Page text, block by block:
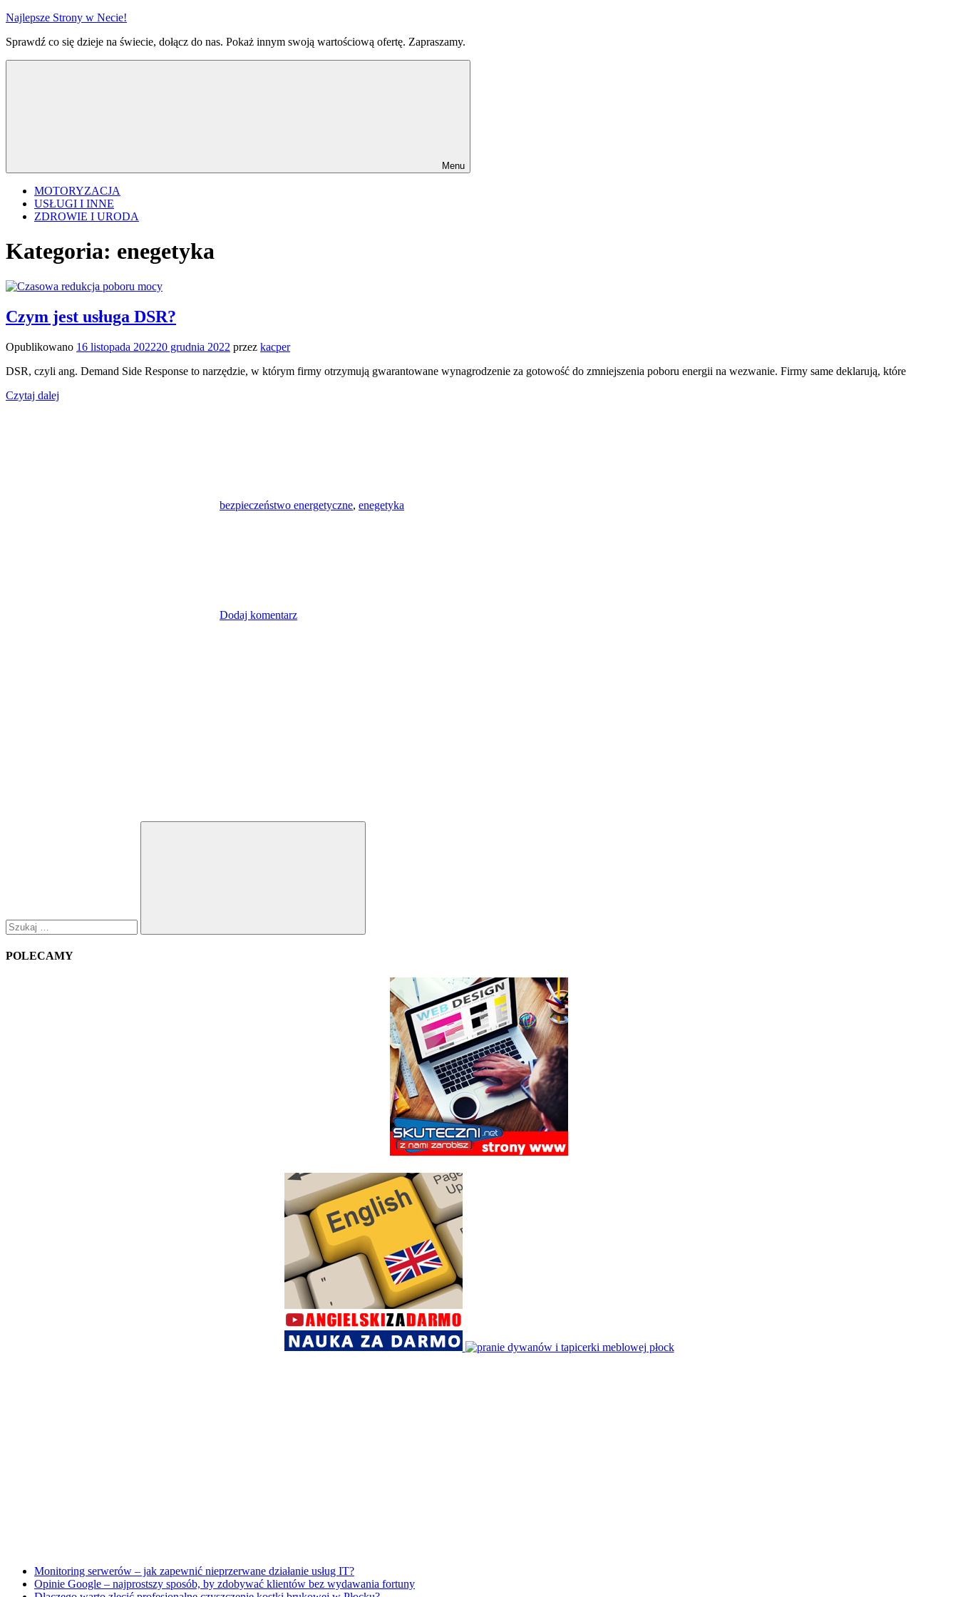
Przejdź
treści
Najlepsze Strony w Necie!
Sprawdź co się dzieje na świecie, dołącz do nas. Pokaż innym swoją wartościową ofertę. Zapraszamy.
Menu
MOTORYZACJA
USŁUGI I INNE
ZDROWIE I URODA
Kategoria: enegetyka
Czym jest usługa DSR?
Opublikowano 16 listopada 202220 grudnia 2022 przez kacper
DSR, czyli ang. Demand Side Response to narzędzie, w którym firmy otrzymują gwarantowane wynagrodzenie za gotowość do zmniejszenia poboru energii na wezwanie. Firmy same deklarują, które
Czytaj dalej
bezpieczeństwo energetyczne, enegetyka
Dodaj komentarz
Szukaj
POLECAMY
Monitoring serwerów – jak zapewnić nieprzerwane działanie usług IT?
Opinie Google – najprostszy sposób, by zdobywać klientów bez wydawania fortuny